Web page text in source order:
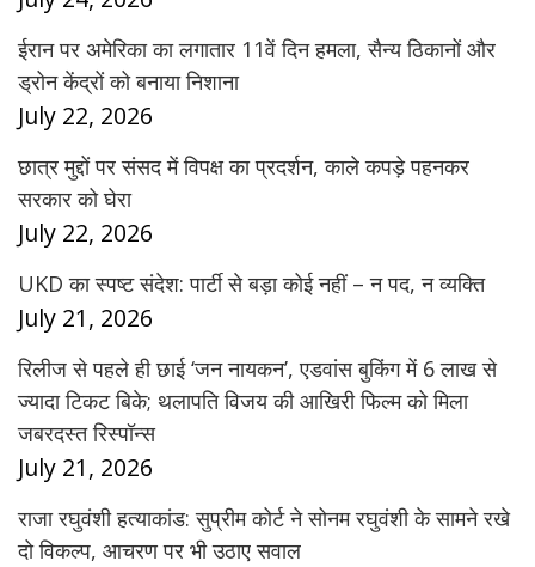
ईरान पर अमेरिका का लगातार 11वें दिन हमला, सैन्य ठिकानों और
ड्रोन केंद्रों को बनाया निशाना
July 22, 2026
छात्र मुद्दों पर संसद में विपक्ष का प्रदर्शन, काले कपड़े पहनकर
सरकार को घेरा
July 22, 2026
UKD का स्पष्ट संदेश: पार्टी से बड़ा कोई नहीं – न पद, न व्यक्ति
July 21, 2026
रिलीज से पहले ही छाई ‘जन नायकन’, एडवांस बुकिंग में 6 लाख से
ज्यादा टिकट बिके; थलापति विजय की आखिरी फिल्म को मिला
जबरदस्त रिस्पॉन्स
July 21, 2026
राजा रघुवंशी हत्याकांड: सुप्रीम कोर्ट ने सोनम रघुवंशी के सामने रखे
दो विकल्प, आचरण पर भी उठाए सवाल